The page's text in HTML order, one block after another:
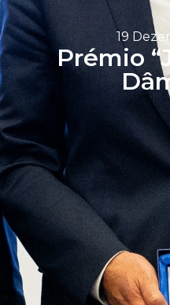
19
Prémio